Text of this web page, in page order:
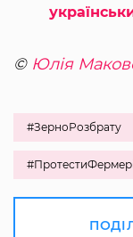
© Юлія
#ЗерноРозбрату